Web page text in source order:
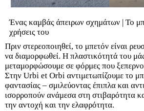
Ένας καμβάς άπειρων σχημάτων | Το
χρήσεις του
Πριν στερεοποιηθεί, το μπετόν είναι
να διαμορφωθεί. Η πλαστικότητά του
μεταμορφώσουμε σε φόρμες που
Στην Urbi et Orbi αντιμετωπίζουμε το
φαντασίας – σμιλεύοντας έπιπλα και
ισορροπούν ανάμεσα στη στιβαρότητα
την αντοχή και την ελαφρότητα.